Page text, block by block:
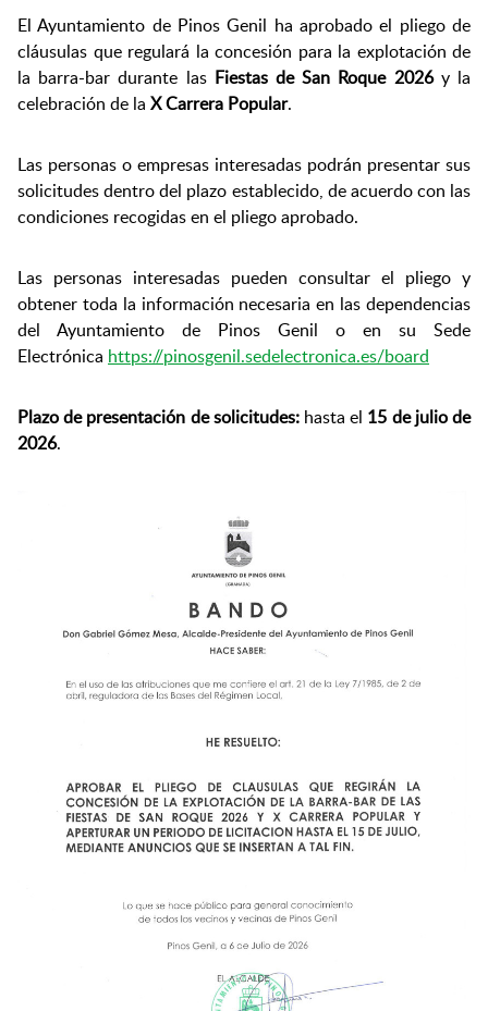
El Ayuntamiento de Pinos Genil ha aprobado el pliego de
cláusulas que regulará la concesión para la explotación de
la barra-bar durante las Fiestas de San Roque 2026y la
celebración de la X Carrera Popular.
Las personas o empresas interesadas podrán presentar sus
solicitudes dentro del plazo establecido, de acuerdo con las
condiciones recogidas en el pliego aprobado.
Las personas interesadas pueden consultar el pliego y
obtener toda la información necesaria en las dependencias
del Ayuntamiento de Pinos Genil o en su Sede
Electrónica https://pinosgenil.sedelectronica.es/board
Plazo de presentación de solicitudes:hasta el 15 de julio de
2026.